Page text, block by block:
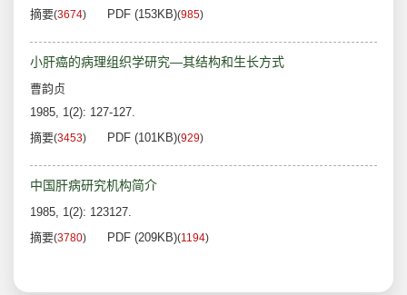
摘要(3674) PDF (153KB)(985)
小肝癌的病理组织学研究—其结构和生长方式
曹韵贞
1985, 1(2): 127-127.
摘要(3453) PDF (101KB)(929)
中国肝病研究机构简介
1985, 1(2): 123127.
摘要(3780) PDF (209KB)(1194)